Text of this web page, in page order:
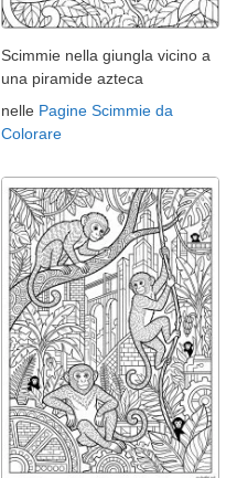
Scimmie nella giungla vicino a
una piramide azteca
nelle Pagine Scimmie da
Colorare